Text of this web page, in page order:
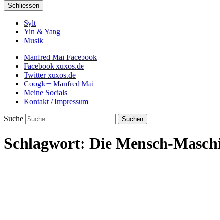
Schliessen
Sylt
Yin & Yang
Musik
Manfred Mai Facebook
Facebook xuxos.de
Twitter xuxos.de
Google+ Manfred Mai
Meine Socials
Kontakt / Impressum
Suche
Schlagwort: Die Mensch-